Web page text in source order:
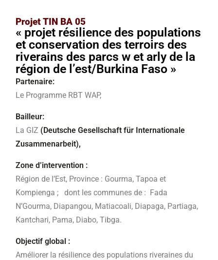
Projet TIN BA 05
« projet résilience des populations
et conservation des terroirs des
riverains des parcs w et arly de la
région de l’est/Burkina Faso »
Partenaire:
Le Programme RBT WAP,
Bailleur:
La GIZ (Deutsche Gesellschaft für Internationale
Zusammenarbeit),
Zone d’intervention :
Région de l’Est, Province : Gourma, Tapoa et
Kompienga ; dont les communes de : Fada
N’Gourma, Diapangou, Matiacoali, Diapaga, Partiaga,
Kantchari, Pama, Diabo, Tibga.
Objectif global :
Améliorer la résilience des populations riveraines du